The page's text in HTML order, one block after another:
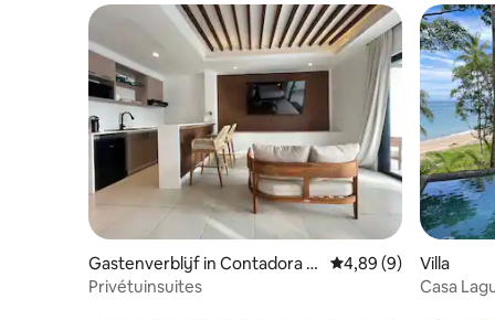
Gastenverblijf in Contadora Isl
and
Gemiddelde
4,89 (9)
Privétuinsuites
Villa
Casa